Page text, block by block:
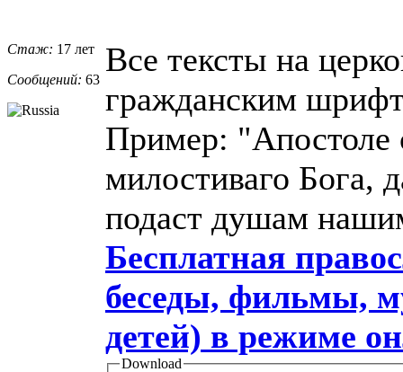
Стаж: 17 лет
Сообщений: 63
Все тексты на
гражданским
Пример: "Апостоле
милостиваго Бога,
подаст душам
Бесплатная
беседы, фильмы,
детей) в режиме
Download